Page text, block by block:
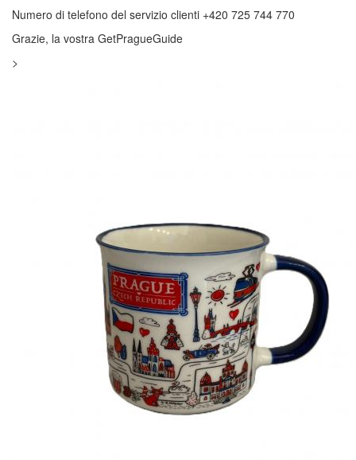
Numero di telefono del servizio clienti +420 725 744 770
Grazie, la vostra GetPragueGuide
>